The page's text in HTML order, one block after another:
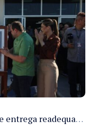
Governador Roberto Cidade entrega readequação do ambulatório da FCecon e amplia capacidade de atendimento oncológico em Manaus